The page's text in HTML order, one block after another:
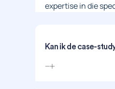
expertise in die
Kan ik de case-